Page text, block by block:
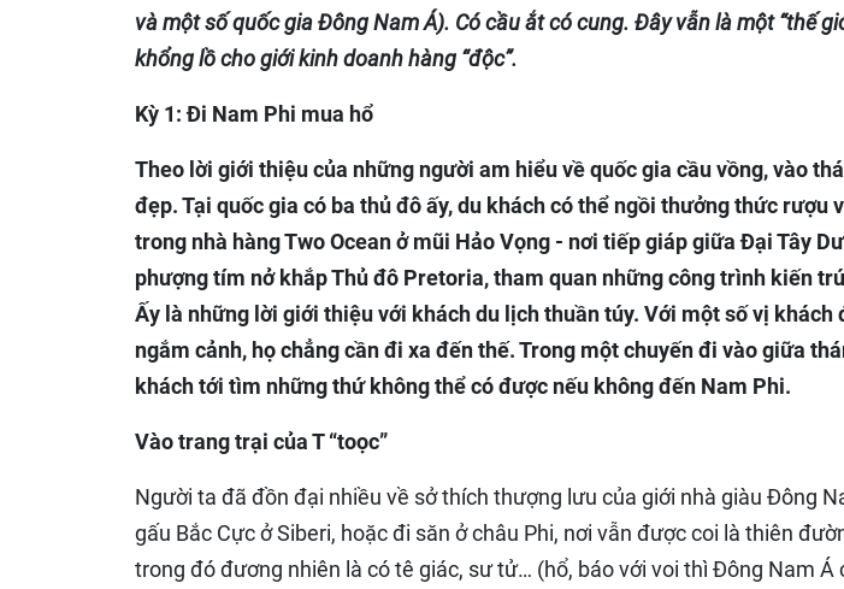
và một số quốc gia Đông Nam Á). Có cầu ắt có cung. Đây vẫn là một “thế
khổng lồ cho giới kinh doanh hàng “độc”.
Kỳ 1: Đi Nam Phi mua hổ
Theo lời giới thiệu của những người am hiểu về quốc gia cầu vồng, vào
đẹp. Tại quốc gia có ba thủ đô ấy, du khách có thể ngồi thưởng thức rượu
trong nhà hàng Two Ocean ở mũi Hảo Vọng - nơi tiếp giáp giữa Đại Tây
phượng tím nở khắp Thủ đô Pretoria, tham quan những công trình kiến
Ấy là những lời giới thiệu với khách du lịch thuần túy. Với một số vị khách
ngắm cảnh, họ chẳng cần đi xa đến thế. Trong một chuyến đi vào giữa
khách tới tìm những thứ không thể có được nếu không đến Nam Phi.
Vào trang trại của T “toọc”
Người ta đã đồn đại nhiều về sở thích thượng lưu của giới nhà giàu Đông
gấu Bắc Cực ở Siberi, hoặc đi săn ở châu Phi, nơi vẫn được coi là thiên
trong đó đương nhiên là có tê giác, sư tử… (hổ, báo với voi thì Đông Nam Á